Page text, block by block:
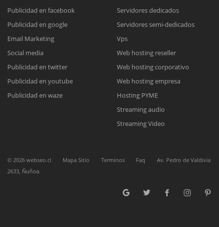
Reunión online
Nuestros ejecutivos le enviarán un correo electrónico con el enlace a
Cotización
Complete el formulario y nos contactaremos a la brevedad.
Chat Online
Todos nuestros ejecutivos están fuera de línea. Complete el formulario
para enviarnos un correo electrónico con sus datos personales.
Publicidad en facebook
Publicidad en google
Email Marketing
Social media
Publicidad en twitter
Publicidad en youtube
Publicidad en waze
Servidores dedicados
Servidores semi-dedicados
Vps
Web hosting reseller
Web hosting corporativo
Web hosting empresa
Hosting PYME
Streaming audio
Streaming Video
© 2026 webseo.cl Mapa Sitio Terminos Faq
Av. Pedro de Valdivia
2633, Ñuñoa.